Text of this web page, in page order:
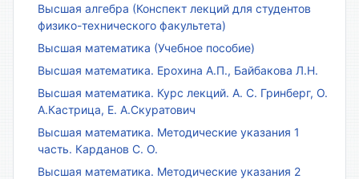
Высшая алгебра (Конспект лекций для студентов
физико-технического факультета)
Высшая математика (Учебное пособие)
Высшая математика. Ерохина А.П., Байбакова Л.Н.
Высшая математика. Курс лекций. А. С. Гринберг, О.
А.Кастрица, Е. А.Скуратович
Высшая математика. Методические указания 1
часть. Карданов С. О.
Высшая математика. Методические указания 2